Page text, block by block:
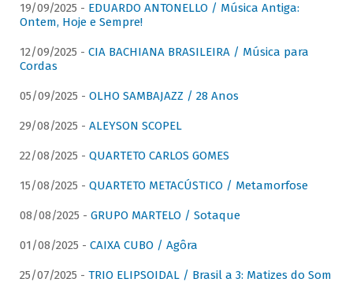
19/09/2025 - EDUARDO ANTONELLO / Música Antiga:
Ontem, Hoje e Sempre!
12/09/2025 - CIA BACHIANA BRASILEIRA / Música para
Cordas
05/09/2025 - OLHO SAMBAJAZZ / 28 Anos
29/08/2025 - ALEYSON SCOPEL
22/08/2025 - QUARTETO CARLOS GOMES
15/08/2025 - QUARTETO METACÚSTICO / Metamorfose
08/08/2025 - GRUPO MARTELO / Sotaque
01/08/2025 - CAIXA CUBO / Agôra
25/07/2025 - TRIO ELIPSOIDAL / Brasil a 3: Matizes do Som